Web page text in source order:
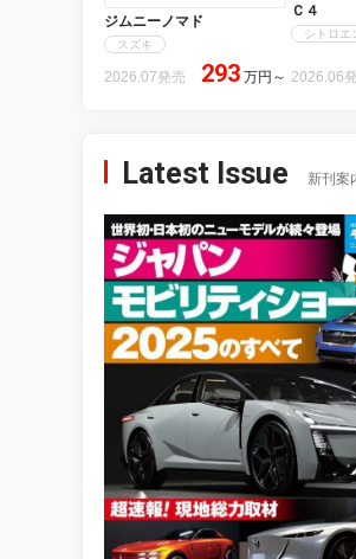
ジムニーノマド
スズキ
2026.07発売 293 万円 ～
Ｃ４
シトロエ
2026.06
Latest Issue 新刊案